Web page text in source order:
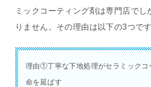
ミックコーティング剤は専門店でし
りません。その理由は以下の3つです
理由①丁寧な下地処理がセラミックコ
命を延ばす